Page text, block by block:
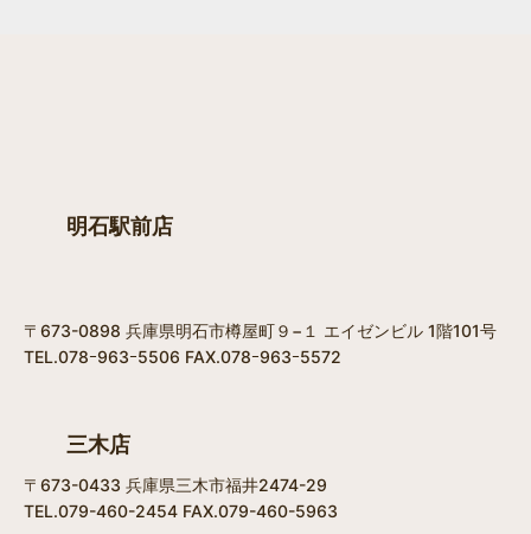
明石駅前店
〒673-0898 兵庫県明石市樽屋町９−１ エイゼンビル 1階101号
TEL.078ｰ963ｰ5506 FAX.078ｰ963ｰ5572
三木店
〒673-0433 兵庫県三木市福井2474-29
TEL.079-460-2454 FAX.079-460-5963